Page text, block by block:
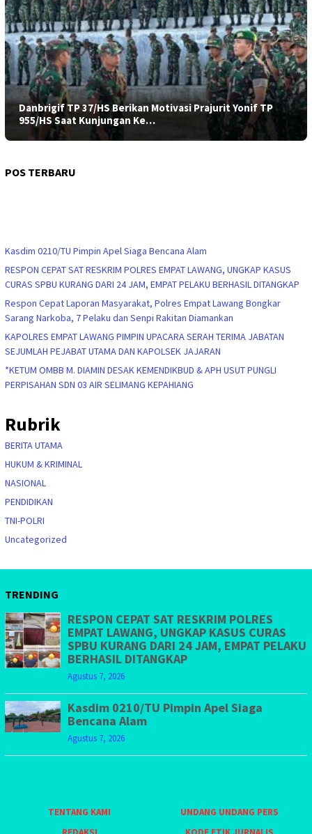
Danbrigif TP 37/HS Berikan Motivasi Prajurit Yonif TP
955/HS Saat Kunjungan Ke…
POS TERBARU
Kasdim 0210/TU Pimpin Apel Siaga Bencana Alam
RESPON CEPAT SAT RESKRIM POLRES EMPAT LAWANG, UNGKAP KASUS
CURAS SPBU KURANG DARI 24 JAM, EMPAT PELAKU BERHASIL DITANGKAP
Respon Cepat Laporan Masyarakat, Polres Empat Lawang Bongkar
Sarang Narkoba, 7 Pelaku dan Senpi Rakitan Diamankan
KAPOLRES EMPAT LAWANG PIMPIN UPACARA SERAH TERIMA JABATAN
SEJUMLAH PEJABAT UTAMA DAN KAPOLSEK JAJARAN
*KETUM OMBB M. DIAMIN DESAK KEMENDIKBUD & APH USUT PUNGLI
PERPISAHAN SDN 03 AIR SELIMANG KEPAHIANG
Rubrik
BERITA UTAMA
HUKUM & KRIMINAL
NASIONAL
PENDIDIKAN
TNI-POLRI
Uncategorized
TRENDING
RESPON CEPAT SAT RESKRIM POLRES
EMPAT LAWANG, UNGKAP KASUS CURAS
SPBU KURANG DARI 24 JAM, EMPAT PELAKU
BERHASIL DITANGKAP
Agustus 7, 2026
Kasdim 0210/TU Pimpin Apel Siaga
Bencana Alam
Agustus 7, 2026
TENTANG KAMI
UNDANG UNDANG PERS